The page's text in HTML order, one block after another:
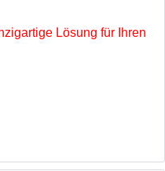
Lösung für Ihren